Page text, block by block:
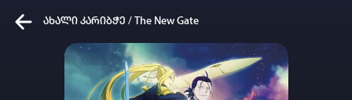
ახალი კარიბჭე / The New Gate